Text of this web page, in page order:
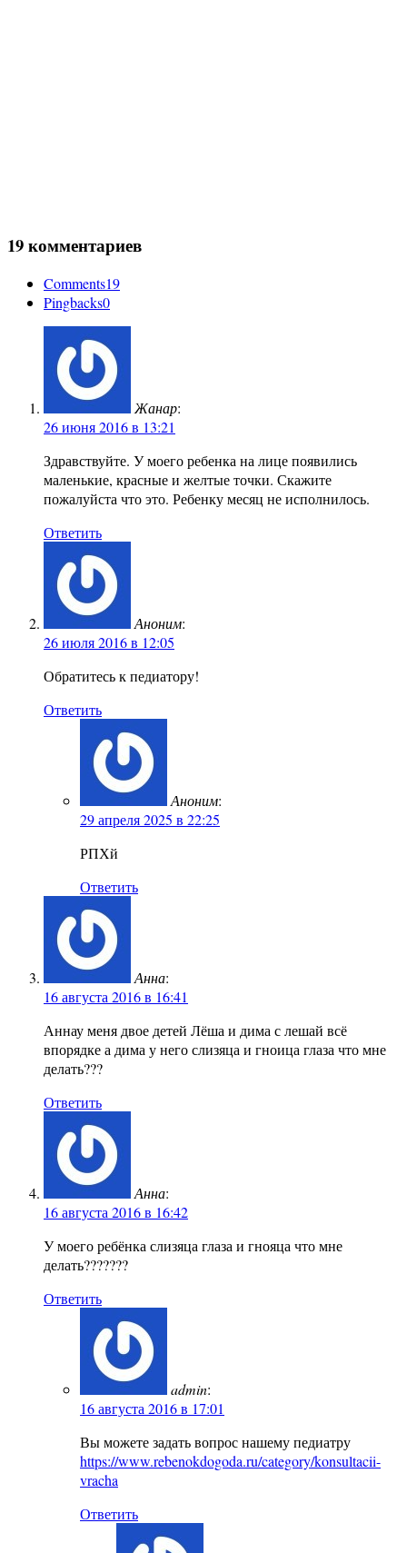
19 комментариев
Comments19
Pingbacks0
Жанар:
26 июня 2016 в 13:21
Здравствуйте. У моего ребенка на лице появились
маленькие, красные и желтые точки. Скажите
пожалуйста что это. Ребенку месяц не исполнилось.
Ответить
Аноним:
26 июля 2016 в 12:05
Обратитесь к педиатору!
Ответить
Аноним:
29 апреля 2025 в 22:25
РПХй
Ответить
Анна:
16 августа 2016 в 16:41
Аннау меня двое детей Лёша и дима с лешай всё
впорядке а дима у него слизяца и гноица глаза что мне
делать???
Ответить
Анна:
16 августа 2016 в 16:42
У моего ребёнка слизяца глаза и гнояца что мне
делать???????
Ответить
admin:
16 августа 2016 в 17:01
Вы можете задать вопрос нашему педиатру
https://www.rebenokdogoda.ru/category/konsultacii-
vracha
Ответить